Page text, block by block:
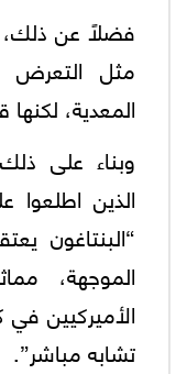
فضلاً عن ذلك،
مثل التعرض
المعدية،
وبناء على
الذين
“البنتاغون
الموجهة،
الأميركيين
تشابه مباشر”.